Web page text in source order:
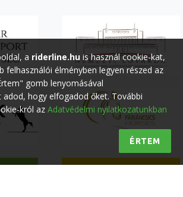
a riderline.hu is használ cookie-kat,
felhasználói élményben legyen részed az
gomb lenyomásával
hogy elfogadod őket. További
król az Adatvédelmi nyilatkozatunkban
ÉRTEM